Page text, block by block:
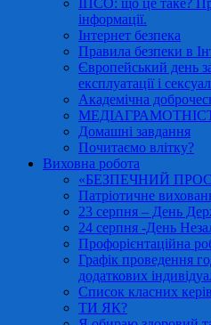
ІПСО: що це таке?
інформації.
Інтернет безпека
Правила безпеки в
Європейський день
експлуатації і
Академічна
Домашні завдання
Почитаємо влітку?
Виховна робота
«БЕЗПЕЧНИЙ
Патріотичне
23 серпня – День
24 серпня -День
Профорієнтаційна
Графік проведення
додаткових
Список класних
ТИ ЯК?